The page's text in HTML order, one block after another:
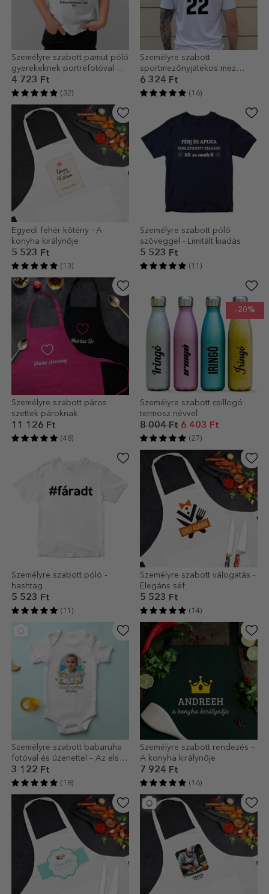
Személyre szabott pamut póló
gyerekeknek portréfotóval és
szöveggel
4 723 Ft
(32)
Személyre szabott
sportmezőnyjátékos mez
névvel és számmal a hátán -
futball modell
6 324 Ft
(16)
Egyedi fehér kötény - A
konyha királynője
5 523 Ft
(13)
Személyre szabott póló
szöveggel - Limitált kiadás
5 523 Ft
(11)
Személyre szabott páros
szettek pároknak
11 126 Ft
(48)
-20%
Személyre szabott csillogó
termosz névvel
8 004 Ft 6 403 Ft
(27)
Személyre szabott póló -
hashtag
5 523 Ft
(11)
Személyre szabott válogatás -
Elegáns séf
5 523 Ft
(14)
Személyre szabott babaruha
fotóval és üzenettel – Az első
húsvétom
3 122 Ft
(18)
Személyre szabott rendezés –
A konyha királynője
7 924 Ft
(16)